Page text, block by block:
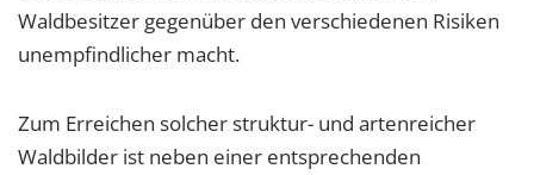
Waldbesitzer gegenüber den verschiedenen Risiken
unempfindlicher macht.
Zum Erreichen solcher struktur- und artenreicher
Waldbilder ist neben einer entsprechenden